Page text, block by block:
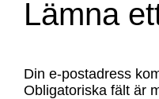
Lämna
Din e-postadress
Obligatoriska fält är